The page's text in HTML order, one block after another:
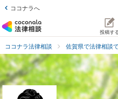
ココナラへ
投稿す
ココナラ法律相談 佐賀県で法律相談